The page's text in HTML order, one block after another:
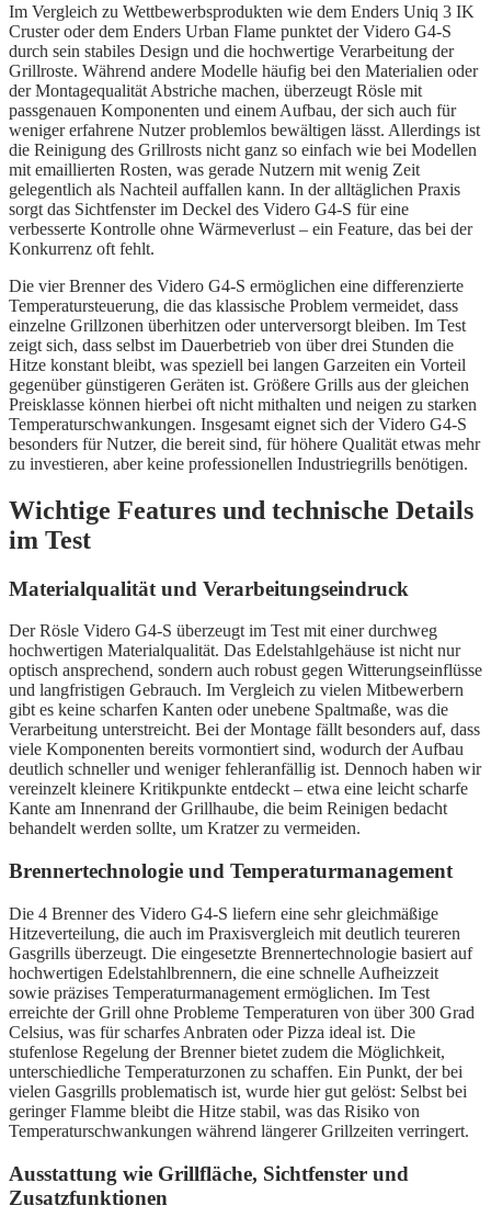
Im Vergleich zu Wettbewerbsprodukten wie dem Enders Uniq 3 IK
Cruster oder dem Enders Urban Flame punktet der Videro G4-S
durch sein stabiles Design und die hochwertige Verarbeitung der
Grillroste. Während andere Modelle häufig bei den Materialien oder
der Montagequalität Abstriche machen, überzeugt Rösle mit
passgenauen Komponenten und einem Aufbau, der sich auch für
weniger erfahrene Nutzer problemlos bewältigen lässt. Allerdings ist
die Reinigung des Grillrosts nicht ganz so einfach wie bei Modellen
mit emaillierten Rosten, was gerade Nutzern mit wenig Zeit
gelegentlich als Nachteil auffallen kann. In der alltäglichen Praxis
sorgt das Sichtfenster im Deckel des Videro G4-S für eine
verbesserte Kontrolle ohne Wärmeverlust – ein Feature, das bei der
Konkurrenz oft fehlt.
Die vier Brenner des Videro G4-S ermöglichen eine differenzierte
Temperatursteuerung, die das klassische Problem vermeidet, dass
einzelne Grillzonen überhitzen oder unterversorgt bleiben. Im Test
zeigt sich, dass selbst im Dauerbetrieb von über drei Stunden die
Hitze konstant bleibt, was speziell bei langen Garzeiten ein Vorteil
gegenüber günstigeren Geräten ist. Größere Grills aus der gleichen
Preisklasse können hierbei oft nicht mithalten und neigen zu starken
Temperaturschwankungen. Insgesamt eignet sich der Videro G4-S
besonders für Nutzer, die bereit sind, für höhere Qualität etwas mehr
zu investieren, aber keine professionellen Industriegrills benötigen.
Wichtige Features und technische Details
im Test
Materialqualität und Verarbeitungseindruck
Der Rösle Videro G4-S überzeugt im Test mit einer durchweg
hochwertigen Materialqualität. Das Edelstahlgehäuse ist nicht nur
optisch ansprechend, sondern auch robust gegen Witterungseinflüsse
und langfristigen Gebrauch. Im Vergleich zu vielen Mitbewerbern
gibt es keine scharfen Kanten oder unebene Spaltmaße, was die
Verarbeitung unterstreicht. Bei der Montage fällt besonders auf, dass
viele Komponenten bereits vormontiert sind, wodurch der Aufbau
deutlich schneller und weniger fehleranfällig ist. Dennoch haben wir
vereinzelt kleinere Kritikpunkte entdeckt – etwa eine leicht scharfe
Kante am Innenrand der Grillhaube, die beim Reinigen bedacht
behandelt werden sollte, um Kratzer zu vermeiden.
Brennertechnologie und Temperaturmanagement
Die 4 Brenner des Videro G4-S liefern eine sehr gleichmäßige
Hitzeverteilung, die auch im Praxisvergleich mit deutlich teureren
Gasgrills überzeugt. Die eingesetzte Brennertechnologie basiert auf
hochwertigen Edelstahlbrennern, die eine schnelle Aufheizzeit
sowie präzises Temperaturmanagement ermöglichen. Im Test
erreichte der Grill ohne Probleme Temperaturen von über 300 Grad
Celsius, was für scharfes Anbraten oder Pizza ideal ist. Die
stufenlose Regelung der Brenner bietet zudem die Möglichkeit,
unterschiedliche Temperaturzonen zu schaffen. Ein Punkt, der bei
vielen Gasgrills problematisch ist, wurde hier gut gelöst: Selbst bei
geringer Flamme bleibt die Hitze stabil, was das Risiko von
Temperaturschwankungen während längerer Grillzeiten verringert.
Ausstattung wie Grillfläche, Sichtfenster und
Zusatzfunktionen